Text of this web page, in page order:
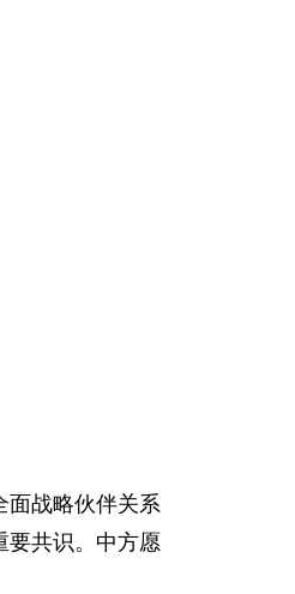
面战略伙伴关系
要共识。中方愿